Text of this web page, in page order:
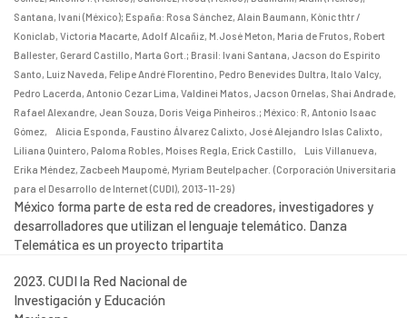
Santana, Ivani (México); España: Rosa Sánchez, Alain Baumann, Kònic thtr /
Koniclab, Victoria Macarte, Adolf Alcañiz, M.José Meton, Maria de Frutos, Robert
Ballester, Gerard Castillo, Marta Gort. ; Brasil: Ivani Santana, Jacson do Espírito
Santo, Luiz Naveda, Felipe André Florentino, Pedro Benevides Dultra, Italo Valcy,
Pedro Lacerda, Antonio Cezar Lima, Valdinei Matos, Jacson Ornelas, Shai Andrade,
Rafael Alexandre, Jean Souza, Doris Veiga Pinheiros. ; México: R, Antonio Isaac
Gómez, Alicia Esponda, Faustino Álvarez Calixto, José Alejandro Islas Calixto,
Liliana Quintero, Paloma Robles, Moises Regla, Erick Castillo, Luis Villanueva,
Erika Méndez, Zacbeeh Maupomé, Myriam Beutelpacher. (Corporación Universitaria
para el Desarrollo de Internet (CUDI), 2013-11-29)
México forma parte de esta red de creadores, investigadores y
desarrolladores que utilizan el lenguaje telemático. Danza
Telemática es un proyecto tripartita
2023. CUDI la Red Nacional de
Investigación y Educación